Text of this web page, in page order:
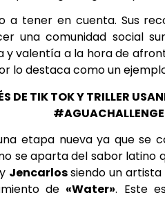
a tener en cuenta. Sus
una comunidad social
y valentía a la hora de
lo destaca como un
DE TIK TOK Y TRILLER
#AGUACHALLENGE
etapa nueva ya que se
se aparta del sabor latino
Jencarlossiendo un
de «Water». Este